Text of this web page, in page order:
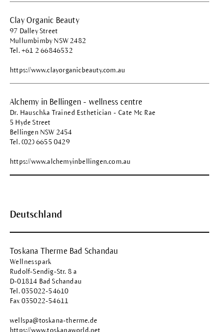
Clay Organic Beauty
97 Dalley Street
Mullumbimby NSW 2482
Tel. +61 2 66846532
https://www.clayorganicbeauty.com.au
Alchemy in Bellingen - wellness centre
Dr. Hauschka Trained Esthetician - Cate Mc Rae
5 Hyde Street
Bellingen NSW 2454
Tel. (02) 6655 0429
https://www.alchemyinbellingen.com.au
Deutschland
Toskana Therme Bad Schandau
Wellnesspark
Rudolf-Sendig-Str. 8 a
D-01814 Bad Schandau
Tel. 035022-54610
Fax 035022-54611
wellspa@toskana-therme.de
https://www.toskanaworld.net